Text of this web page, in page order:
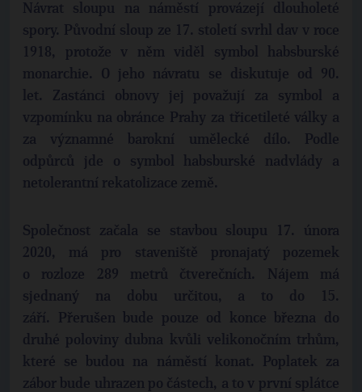
Návrat sloupu na náměstí provázejí dlouholeté
spory. Původní sloup ze 17. století svrhl dav v roce
1918, protože v něm viděl symbol habsburské
monarchie. O jeho návratu se diskutuje od 90.
let. Zastánci obnovy jej považují za symbol a
vzpomínku na obránce Prahy za třicetileté války a
za významné barokní umělecké dílo. Podle
odpůrců jde o symbol habsburské nadvlády a
netolerantní rekatolizace země.
Společnost začala se stavbou sloupu 17. února
2020, má pro staveniště pronajatý pozemek
o rozloze 289 metrů čtverečních. Nájem má
sjednaný na dobu určitou, a to do 15.
září. Přerušen bude pouze od konce března do
druhé poloviny dubna kvůli velikonočním trhům,
které se budou na náměstí konat. Poplatek za
zábor bude uhrazen po částech, a to v první splátce